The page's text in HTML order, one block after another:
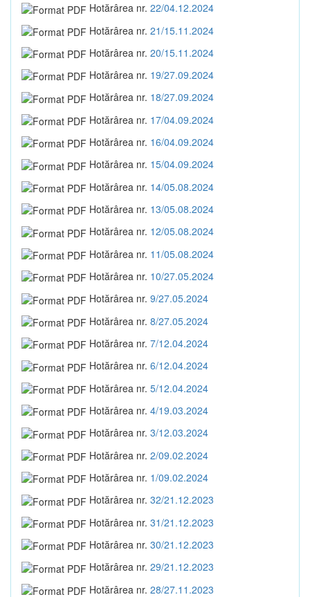
Hotărârea nr. 22/04.12.2024
Hotărârea nr. 21/15.11.2024
Hotărârea nr. 20/15.11.2024
Hotărârea nr. 19/27.09.2024
Hotărârea nr. 18/27.09.2024
Hotărârea nr. 17/04.09.2024
Hotărârea nr. 16/04.09.2024
Hotărârea nr. 15/04.09.2024
Hotărârea nr. 14/05.08.2024
Hotărârea nr. 13/05.08.2024
Hotărârea nr. 12/05.08.2024
Hotărârea nr. 11/05.08.2024
Hotărârea nr. 10/27.05.2024
Hotărârea nr. 9/27.05.2024
Hotărârea nr. 8/27.05.2024
Hotărârea nr. 7/12.04.2024
Hotărârea nr. 6/12.04.2024
Hotărârea nr. 5/12.04.2024
Hotărârea nr. 4/19.03.2024
Hotărârea nr. 3/12.03.2024
Hotărârea nr. 2/09.02.2024
Hotărârea nr. 1/09.02.2024
Hotărârea nr. 32/21.12.2023
Hotărârea nr. 31/21.12.2023
Hotărârea nr. 30/21.12.2023
Hotărârea nr. 29/21.12.2023
Hotărârea nr. 28/27.11.2023